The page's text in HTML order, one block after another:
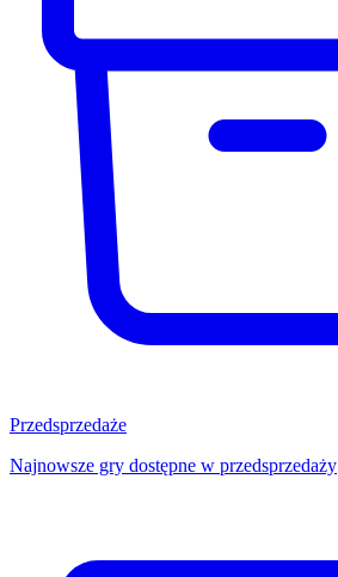
Przedsprzedaże
Najnowsze gry dostępne w przedsprzedaży